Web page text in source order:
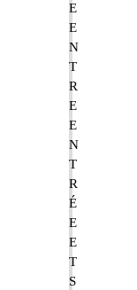
E
E
N
T
R
E
E
N
T
R
É
E
E
T
S